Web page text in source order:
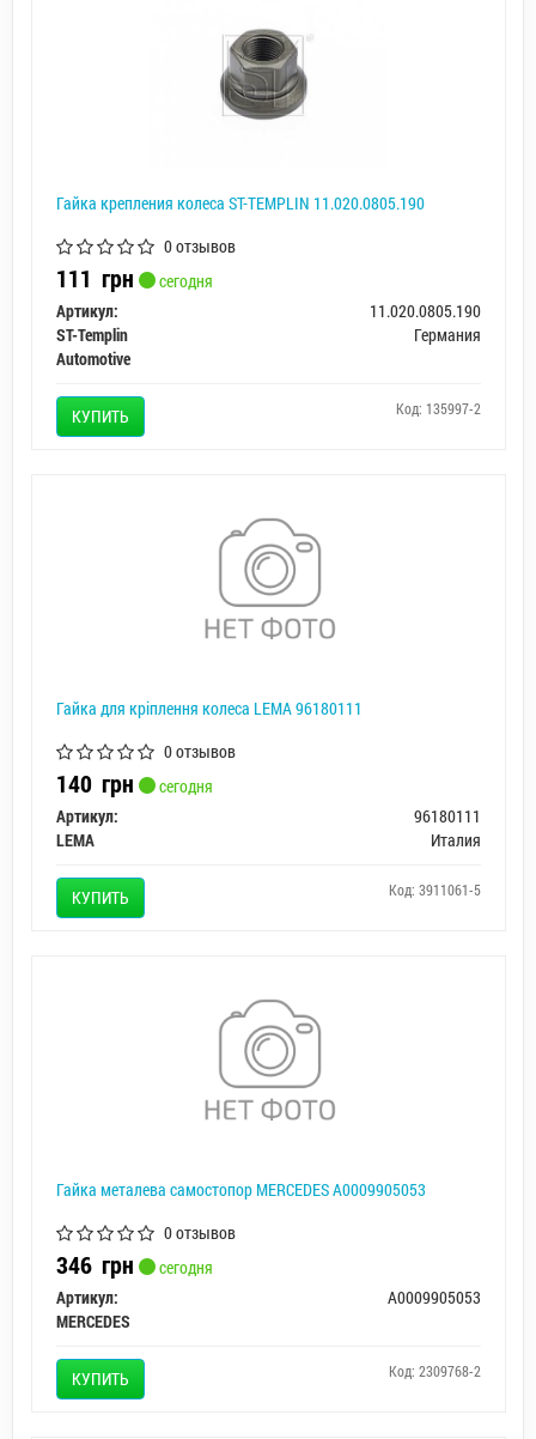
Гайка крепления колеса ST-TEMPLIN 11.020.0805.190
0 отзывов
111 грн
сегодня
Артикул:
11.020.0805.190
ST-Templin
Automotive
Германия
КУПИТЬ Код: 135997-2
Гайка для кріплення колеса LEMA 96180111
0 отзывов
140 грн
сегодня
Артикул:
96180111
LEMA
Италия
КУПИТЬ Код: 3911061-5
Гайка металева самостопор MERCEDES A0009905053
0 отзывов
346 грн
сегодня
Артикул:
A0009905053
MERCEDES
КУПИТЬ Код: 2309768-2